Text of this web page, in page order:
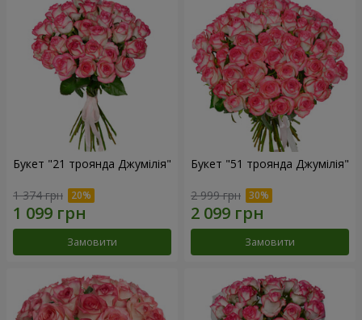
Букет "21 троянда Джумілія"
1 374 грн
Замовити
Букет "51 троянда Джумілія"
2 999 грн
Замовити